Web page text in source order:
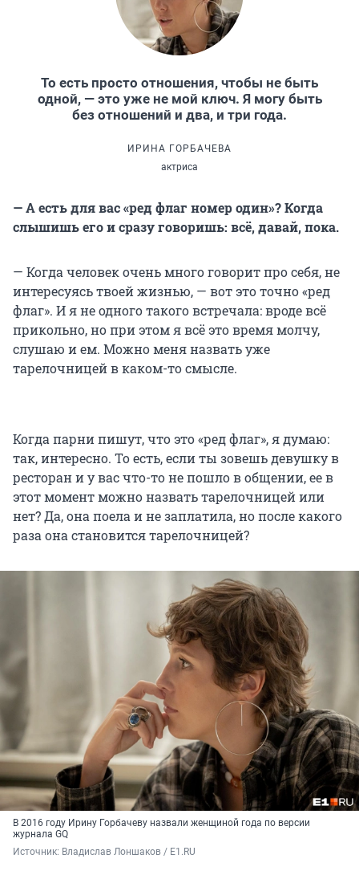
То есть просто отношения, чтобы не быть
одной, — это уже не мой ключ. Я могу быть
без отношений и два, и три года.
ИРИНА ГОРБАЧЕВА
актриса
— А есть для вас «ред флаг номер один»? Когда
слышишь его и сразу говоришь: всё, давай, пока.
— Когда человек очень много говорит про себя, не
интересуясь твоей жизнью, — вот это точно «ред
флаг». И я не одного такого встречала: вроде всё
прикольно, но при этом я всё это время молчу,
слушаю и ем. Можно меня назвать уже
тарелочницей в каком-то смысле.
Когда парни пишут, что это «ред флаг», я думаю:
так, интересно. То есть, если ты зовешь девушку в
ресторан и у вас что-то не пошло в общении, ее в
этот момент можно назвать тарелочницей или
нет? Да, она поела и не заплатила, но после какого
раза она становится тарелочницей?
В 2016 году Ирину Горбачеву назвали женщиной года по версии
журнала GQ
Источник: Владислав Лоншаков / E1.RU